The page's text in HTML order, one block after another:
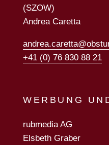
(SZOW)
Andrea Caretta
+41 (0) 76 830 88 21
WERBUNG
rubmedia AG
Elsbeth Graber